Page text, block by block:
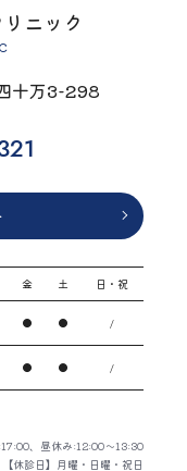
ニック
十万3-298
金 土 日・祝
● ● /
● ● /
、昼休み:12:00～13:30
【休診日】月曜・日曜・祝日